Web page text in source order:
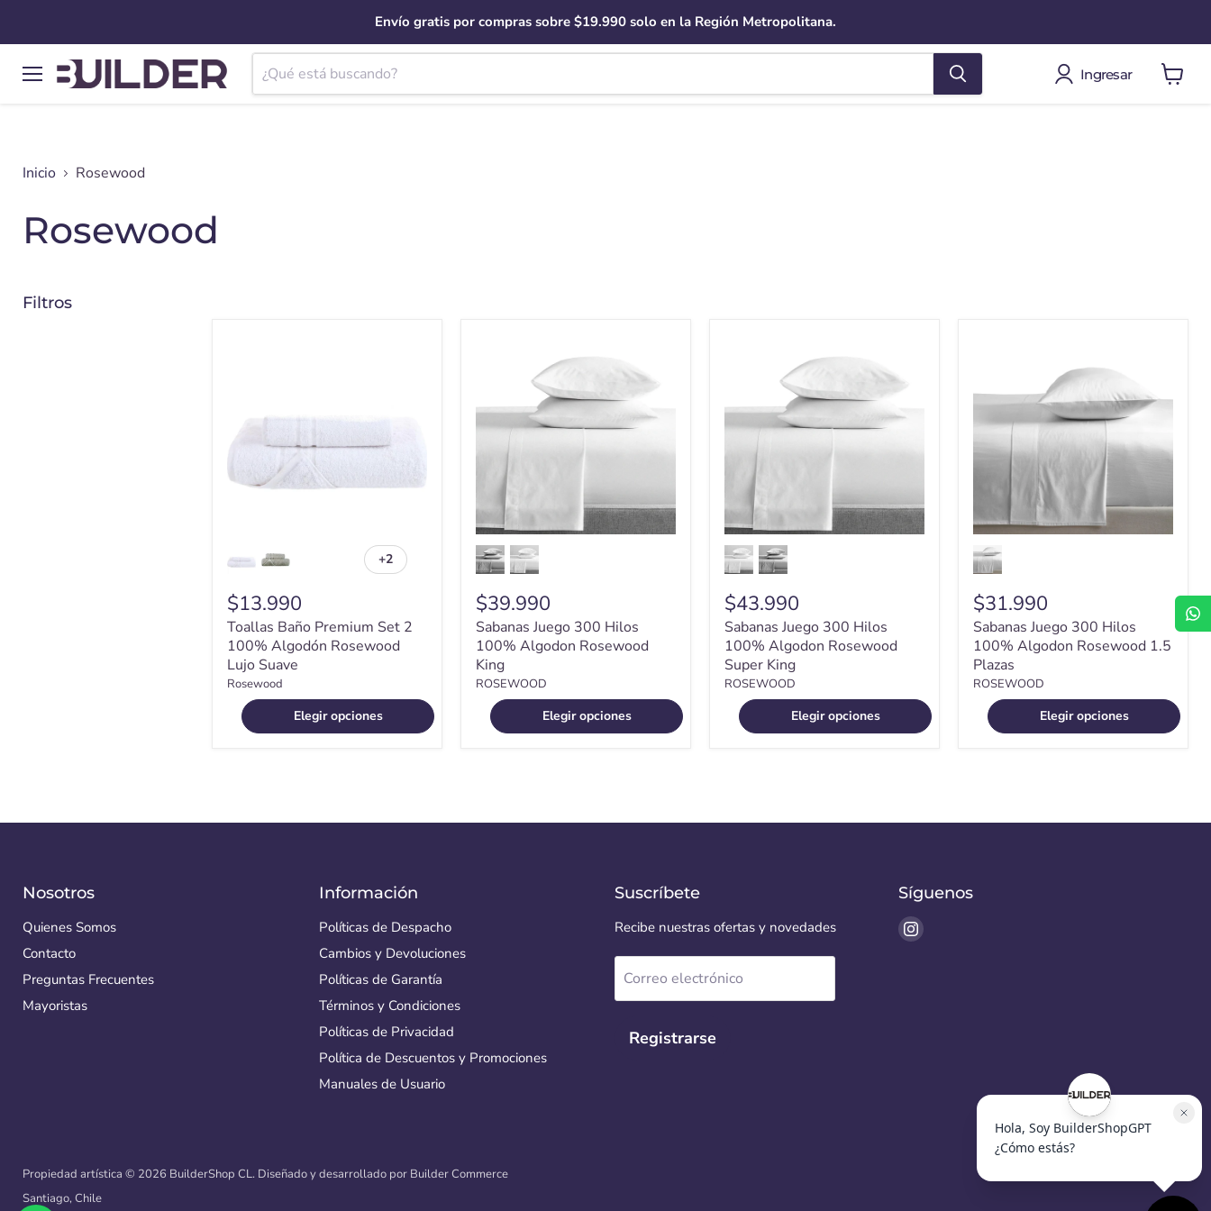
Envío gratis por compras sobre $19.990 solo en la Región Metropolitana.
Menú
Ingresar
Inicio Rosewood
Rosewood
Filtros
100%
Algodón
Rosewood
Suave
Alternar
muestras
+2
$13.990
Toallas Baño Premium Set 2
100% Algodón Rosewood
Lujo Suave
Rosewood
Elegir opciones
100%
Algodon
King
$39.990
Sabanas Juego 300 Hilos
100% Algodon Rosewood
King
ROSEWOOD
Elegir opciones
100%
Algodon
Super
$43.990
Sabanas Juego 300 Hilos
100% Algodon Rosewood
Super King
ROSEWOOD
Elegir opciones
Hilos
100%
Algodon
Rosewood
1.5
$31.990
Sabanas Juego 300 Hilos
100% Algodon Rosewood 1.5
Plazas
ROSEWOOD
Elegir opciones
Nosotros
Quienes Somos
Contacto
Preguntas Frecuentes
Mayoristas
Información
Políticas de Despacho
Cambios y Devoluciones
Políticas de Garantía
Términos y Condiciones
Políticas de Privacidad
Política de Descuentos y Promociones
Manuales de Usuario
Suscríbete
Recibe nuestras ofertas y novedades
Correo electrónico
Registrarse
Síguenos
Encuéntrenos
Propiedad artística © 2026 BuilderShop CL. Diseñado y desarrollado por Builder Commerce
Santiago, Chile